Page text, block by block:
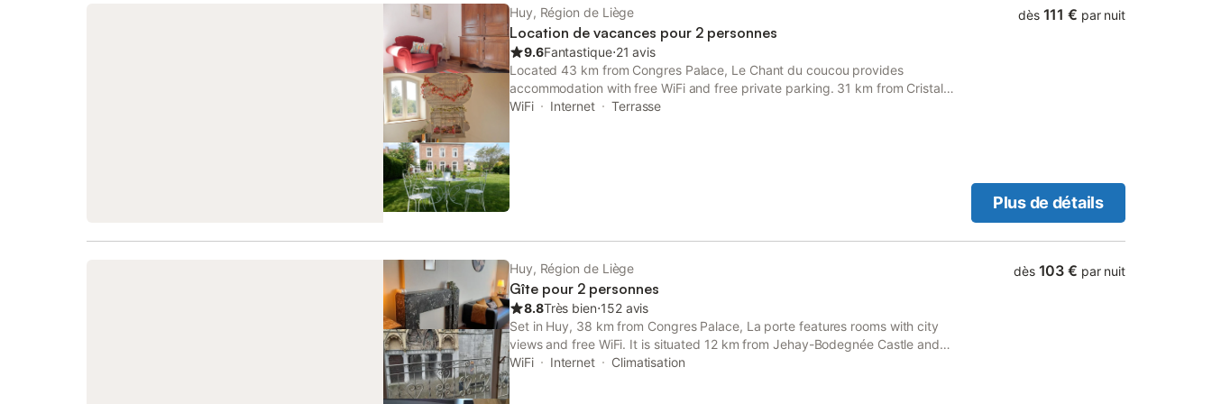
Huy, Région de Liège
Location de vacances pour 2 personnes
9.6Fantastique⋅21 avis
Located 43 km from Congres Palace, Le Chant du coucou provides
accommodation with free WiFi and free private parking. 31 km from Cristal
Park and 35 km from Hamoir, the property features a garden and a terrace.
WiFi Internet Terrasse
dès 111 € par nuit
Plus de détails
Huy, Région de Liège
Gîte pour 2 personnes
8.8Très bien⋅152 avis
Set in Huy, 38 km from Congres Palace, La porte features rooms with city
views and free WiFi. It is situated 12 km from Jehay-Bodegnée Castle and
offers a shared kitchen.
WiFi Internet Climatisation
dès 103 € par nuit